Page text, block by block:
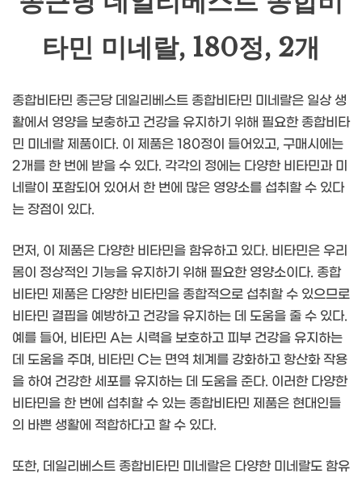
타민 미네랄, 180정, 2개
종합비타민 종근당 데일리베스트 종합비타민 미네랄은 일상 생
활에서 영양을 보충하고 건강을 유지하기 위해 필요한 종합비타
민 미네랄 제품이다. 이 제품은 180정이 들어있고, 구매시에는
2개를 한 번에 받을 수 있다. 각각의 정에는 다양한 비타민과 미
네랄이 포함되어 있어서 한 번에 많은 영양소를 섭취할 수 있다
는 장점이 있다.
먼저, 이 제품은 다양한 비타민을 함유하고 있다. 비타민은 우리
몸이 정상적인 기능을 유지하기 위해 필요한 영양소이다. 종합
비타민 제품은 다양한 비타민을 종합적으로 섭취할 수 있으므로
비타민 결핍을 예방하고 건강을 유지하는 데 도움을 줄 수 있다.
예를 들어, 비타민 A는 시력을 보호하고 피부 건강을 유지하는
데 도움을 주며, 비타민 C는 면역 체계를 강화하고 항산화 작용
을 하여 건강한 세포를 유지하는 데 도움을 준다. 이러한 다양한
비타민을 한 번에 섭취할 수 있는 종합비타민 제품은 현대인들
의 바쁜 생활에 적합하다고 할 수 있다.
또한, 데일리베스트 종합비타민 미네랄은 다양한 미네랄도 함유